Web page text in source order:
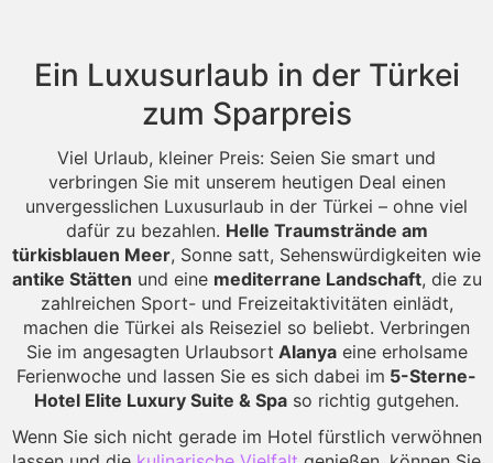
Ein Luxusurlaub in der Türkei
zum Sparpreis
Viel Urlaub, kleiner Preis: Seien Sie smart und
verbringen Sie mit unserem heutigen Deal einen
unvergesslichen Luxusurlaub in der Türkei – ohne viel
dafür zu bezahlen. Helle Traumstrände am
türkisblauen Meer, Sonne satt, Sehenswürdigkeiten wie
antike Stätten und eine mediterrane Landschaft, die zu
zahlreichen Sport- und Freizeitaktivitäten einlädt,
machen die Türkei als Reiseziel so beliebt. Verbringen
Sie im angesagten Urlaubsort Alanyaeine erholsame
Ferienwoche und lassen Sie es sich dabei im 5-Sterne-
Hotel Elite Luxury Suite & Spa so richtig gutgehen.
Wenn Sie sich nicht gerade im Hotel fürstlich verwöhnen